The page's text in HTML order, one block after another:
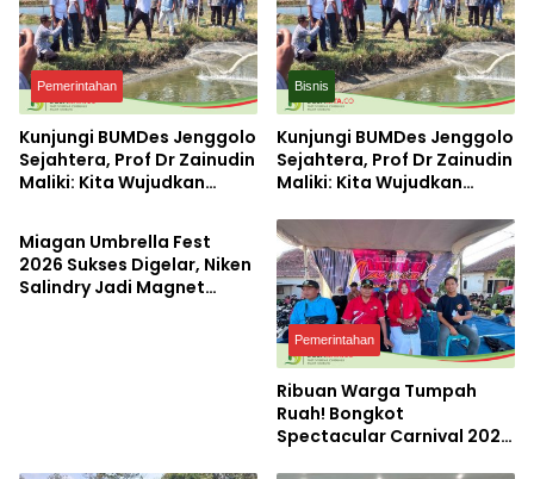
Pemerintahan
Kunjungi BUMDes Jenggolo
Sejahtera, Prof Dr Zainudin
Maliki: Kita Wujudkan
Bisnis
Kunjungi BUMDes Jenggolo
Sejahtera, Prof Dr Zainudin
Maliki: Kita Wujudkan
dengan Potensi Desa
Pemerintahan
Miagan Umbrella Fest
2026 Sukses Digelar, Niken
Salindry Jadi Magnet
Pemerintahan
Ribuan Warga Tumpah
Ruah! Bongkot
Spectacular Carnival 2026